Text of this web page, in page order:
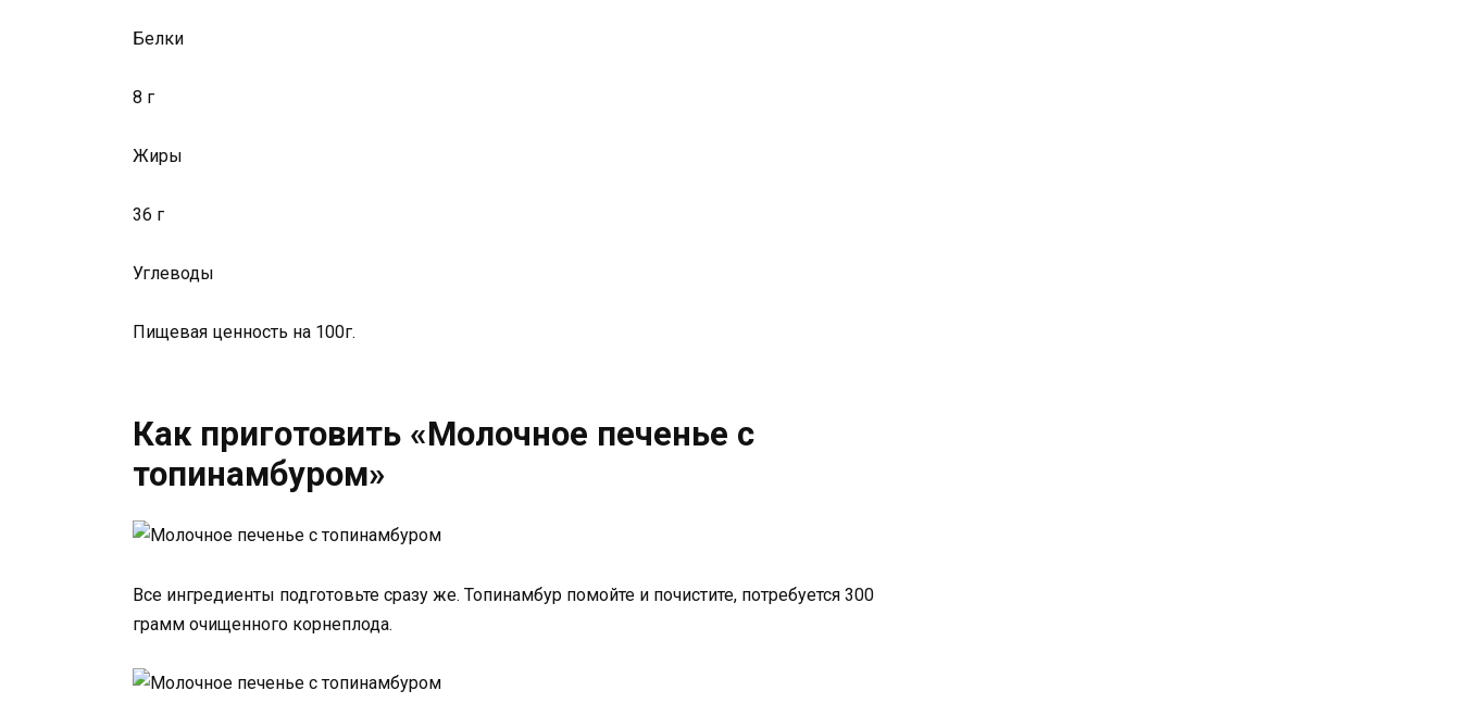
Белки
8 г
Жиры
36 г
Углеводы
Пищевая ценность на 100г.
Как приготовить «Молочное печенье с
топинамбуром»
Все ингредиенты подготовьте сразу же. Топинамбур помойте и почистите, потребуется 300
грамм очищенного корнеплода.